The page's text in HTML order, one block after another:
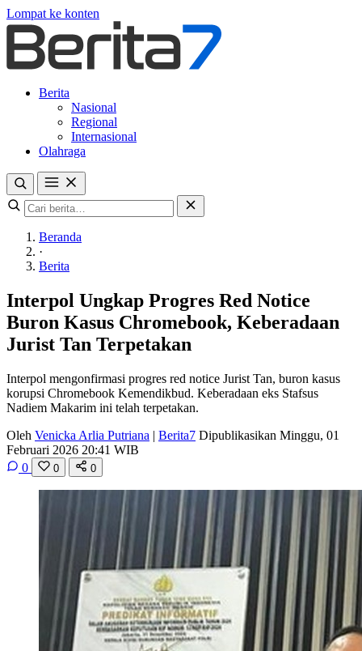
Lompat ke konten
Berita
Nasional
Regional
Internasional
Olahraga
Beranda
·
Berita
Interpol Ungkap Progres Red Notice
Buron Kasus Chromebook, Keberadaan
Jurist Tan Terpetakan
Interpol mengonfirmasi progres red notice Jurist Tan, buron kasus
korupsi Chromebook Kemendikbud. Keberadaan eks Stafsus
Nadiem Makarim ini telah terpetakan.
Oleh Venicka Arlia Putriana | Berita7 Dipublikasikan Minggu, 01
Februari 2026 20:41 WIB
0
0 0